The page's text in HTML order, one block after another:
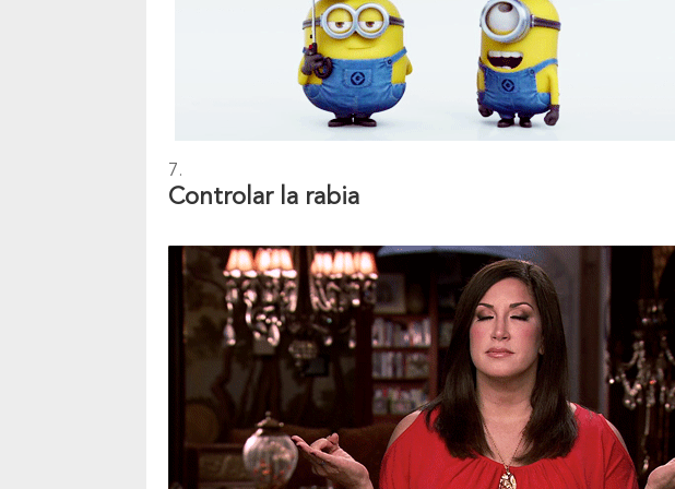
Controlar la rabia